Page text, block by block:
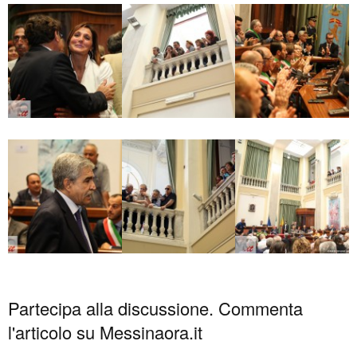
Partecipa alla discussione. Commenta
l'articolo su Messinaora.it